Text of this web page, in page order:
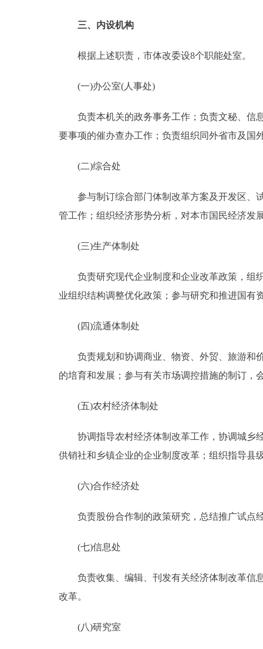
三、内设机构
根据上述职责，市体改委设8个职能处室。
(一)办公室(人事处)
负责本机关的政务事务工作；负责文秘、信息
要事项的催办查办工作；负责组织同外省市及国
(二)综合处
参与制订综合部门体制改革方案及开发区、试
管工作；组织经济形势分析，对本市国民经
(三)生产体制处
负责研究现代企业制度和企业改革政策，组织
业组织结构调整优化政策；参与研究和推进国有
(四)流通体制处
负责规划和协调商业、物资、外贸、旅游和价
的培育和发展；参与有关市场调控措施的制订，
(五)农村经济体制处
协调指导农村经济体制改革工作，协调城乡经
供销社和乡镇企业的企业制度改革；组织指导县
(六)合作经济处
负责股份合作制的政策研究，总结推广试点
(七)信息处
负责收集、编辑、刊发有关经济体制改革信息
改革。
(八)研究室